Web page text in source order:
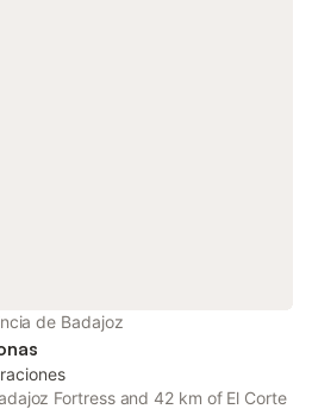
de Badajoz
Fortress and 42 km of El Corte